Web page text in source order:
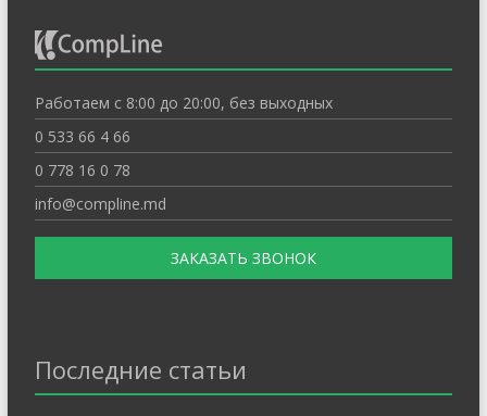
Работаем с 8:00 до 20:00, без выходных
0 533 66 4 66
0 778 16 0 78
info@compline.md
ЗАКАЗАТЬ ЗВОНОК
Последние статьи